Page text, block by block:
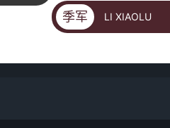
季军 LI XIAOLU